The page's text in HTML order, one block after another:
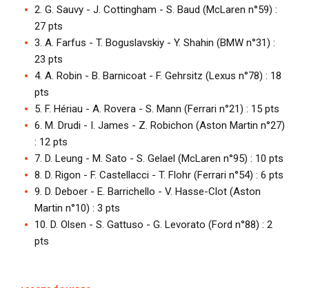
2. G. Sauvy - J. Cottingham - S. Baud (McLaren n°59) :
27 pts
3. A. Farfus - T. Boguslavskiy - Y. Shahin (BMW n°31) :
23 pts
4. A. Robin - B. Barnicoat - F. Gehrsitz (Lexus n°78) : 18
pts
5. F. Hériau - A. Rovera - S. Mann (Ferrari n°21) : 15 pts
6. M. Drudi - I. James - Z. Robichon (Aston Martin n°27)
: 12 pts
7. D. Leung - M. Sato - S. Gelael (McLaren n°95) : 10 pts
8. D. Rigon - F. Castellacci - T. Flohr (Ferrari n°54) : 6 pts
9. D. Deboer - E. Barrichello - V. Hasse-Clot (Aston
Martin n°10) : 3 pts
10. D. Olsen - S. Gattuso - G. Levorato (Ford n°88) : 2
pts